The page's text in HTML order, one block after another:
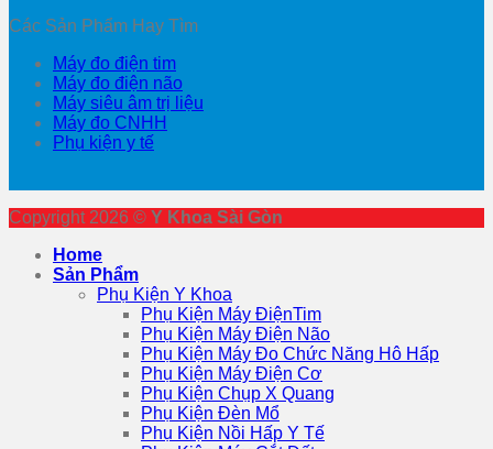
Các Sản Phẩm Hay Tìm
Máy đo điện tim
Máy đo điện não
Máy siêu âm trị liệu
Máy đo CNHH
Phụ kiện y tế
Copyright 2026 © Y Khoa Sài Gòn
Home
Sản Phẩm
Phụ Kiện Y Khoa
Phụ Kiện Máy ĐiệnTim
Phụ Kiện Máy Điện Não
Phụ Kiện Máy Đo Chức Năng Hô Hấp
Phụ Kiện Máy Điện Cơ
Phụ Kiện Chụp X Quang
Phụ Kiện Đèn Mổ
Phụ Kiện Nồi Hấp Y Tế